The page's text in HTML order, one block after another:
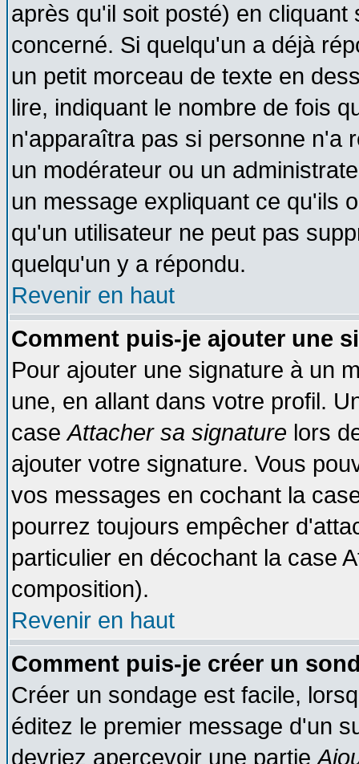
après qu'il soit posté) en
concerné. Si quelqu'un a déjà
un petit morceau de texte en
lire, indiquant le nombre de fois
n'apparaîtra pas si personne n'a
un modérateur ou un
un message expliquant ce qu'ils
qu'un utilisateur ne peut pas
quelqu'un y a répondu.
Revenir en haut
Comment puis-je ajouter une
Pour ajouter une signature à un
une, en allant dans votre profil.
caseAttacher sa signature lors
ajouter votre signature. Vous
vos messages en cochant la
pourrez toujours empêcher
particulier en décochant la case
composition).
Revenir en haut
Comment puis-je créer un
Créer un sondage est facile,
éditez le premier message d'un
devriez apercevoir une partie